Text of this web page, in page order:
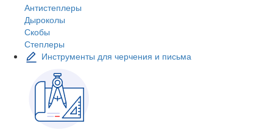
Антистеплеры
Дыроколы
Скобы
Степлеры
Инструменты для черчения и письма